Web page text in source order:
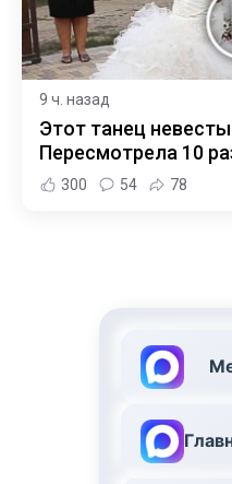
9 ч. назад
Этот танец
Пересмотрела 10
300 54 78